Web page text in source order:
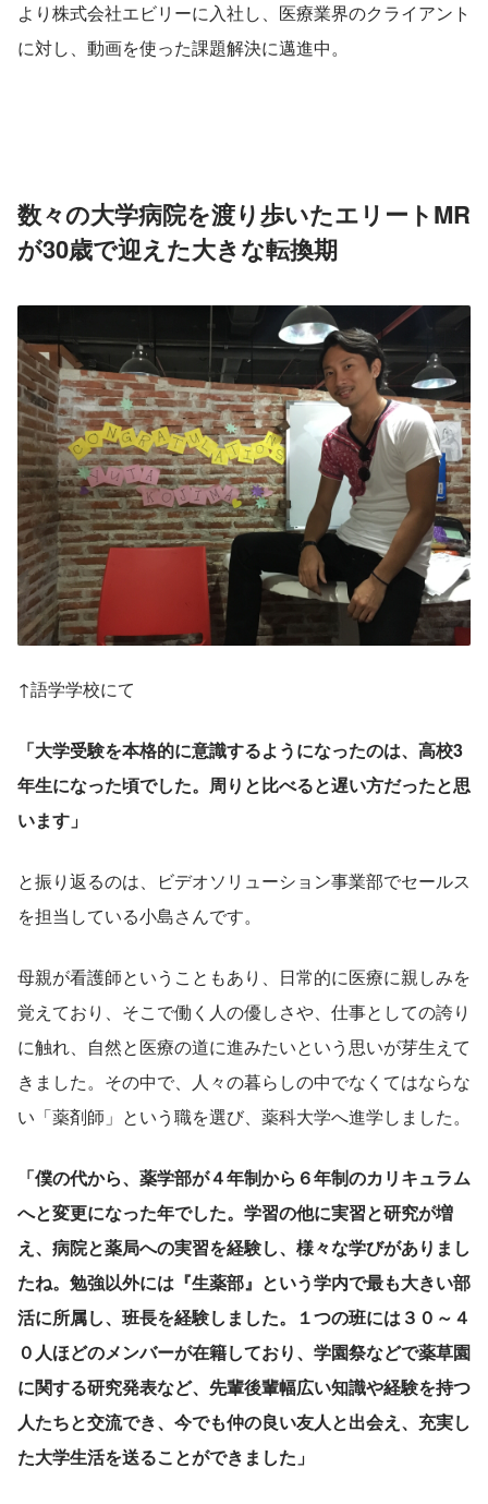
より株式会社エビリーに入社し、医療業界のクライアント
に対し、動画を使った課題解決に邁進中。
数々の大学病院を渡り歩いたエリートMR
が30歳で迎えた大きな転換期
↑語学学校にて
「大学受験を本格的に意識するようになったのは、高校3
年生になった頃でした。周りと比べると遅い方だったと思
います」
と振り返るのは、ビデオソリューション事業部でセールス
を担当している小島さんです。
母親が看護師ということもあり、日常的に医療に親しみを
覚えており、そこで働く人の優しさや、仕事としての誇り
に触れ、自然と医療の道に進みたいという思いが芽生えて
きました。その中で、人々の暮らしの中でなくてはならな
い「薬剤師」という職を選び、薬科大学へ進学しました。
「僕の代から、薬学部が４年制から６年制のカリキュラム
へと変更になった年でした。学習の他に実習と研究が増
え、病院と薬局への実習を経験し、様々な学びがありまし
たね。勉強以外には『生薬部』という学内で最も大きい部
活に所属し、班長を経験しました。１つの班には３０～４
０人ほどのメンバーが在籍しており、学園祭などで薬草園
に関する研究発表など、先輩後輩幅広い知識や経験を持つ
人たちと交流でき、今でも仲の良い友人と出会え、充実し
た大学生活を送ることができました」